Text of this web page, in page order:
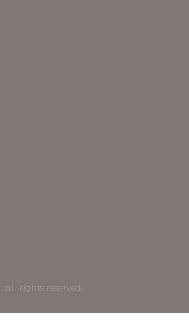
, all rights reserved.